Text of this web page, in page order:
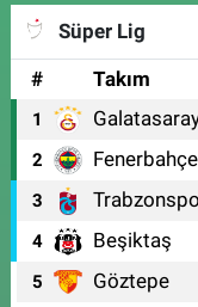
Süper Lig
#
Takım
1
2 Fenerbahçe
3
4 Beşiktaş
5 Göztepe